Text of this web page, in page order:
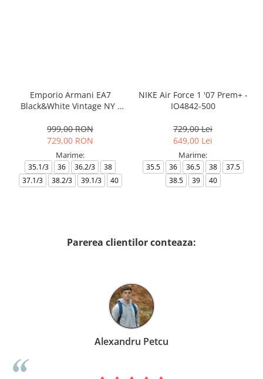
Emporio Armani EA7
Black&White Vintage NY -
999,00 RON
729,00 RON
Marime:
35.1/3 36 36.2/3
38
37.1/3
38.2/3 39.1/3 40
NIKE Air Force 1 '07 Prem+ -
IO4842-500
729,00 Lei
649,00 Lei
Marime:
35.5 36 36.5 38
37.5
38.5
39 40
Parerea clientilor conteaza:
Alexandru Petcu